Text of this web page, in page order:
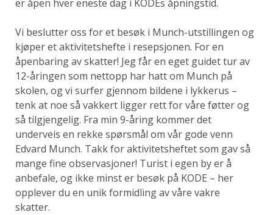
er åpen hver eneste dag i KODEs åpningstid.
Vi beslutter oss for et besøk i Munch-utstillingen og
kjøper et aktivitetshefte i resepsjonen. For en
åpenbaring av skatter! Jeg får en eget guidet tur av
12-åringen som nettopp har hatt om Munch på
skolen, og vi surfer gjennom bildene i lykkerus –
tenk at noe så vakkert ligger rett for våre føtter og
så tilgjengelig. Fra min 9-åring kommer det
underveis en rekke spørsmål om vår gode venn
Edvard Munch. Takk for aktivitetsheftet som gav så
mange fine observasjoner! Turist i egen by er å
anbefale, og ikke minst er besøk på KODE – her
opplever du en unik formidling av våre vakre
skatter.